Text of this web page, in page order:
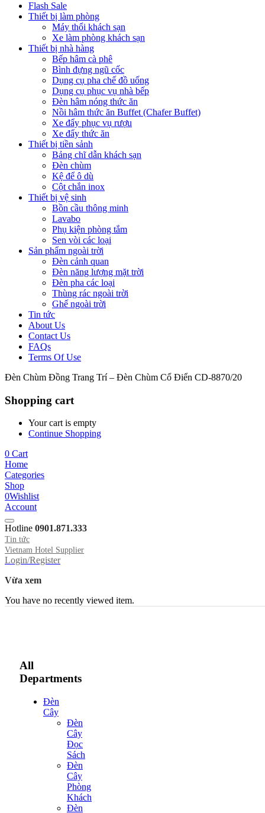
Flash Sale
Thiết bị làm phòng
Máy thổi khách sạn
Xe làm phòng khách sạn
Thiết bị nhà hàng
Bếp hâm cà phê
Bình đựng ngũ cốc
Dụng cụ pha chế đồ uống
Dụng cụ phục vụ nhà bếp
Đèn hâm nóng thức ăn
Nồi hâm thức ăn Buffet (Chafer Buffet)
Xe đẩy phục vụ rượu
Xe đẩy thức ăn
Thiết bị tiền sảnh
Bảng chĩ dẫn khách sạn
Đèn chùm
Kệ để ô dù
Cột chắn inox
Thiết bị vệ sinh
Bồn cầu thông minh
Lavabo
Phụ kiện phòng tắm
Sen vòi các loại
Sản phẩm ngoài trời
Đèn cảnh quan
Đèn năng lượng mặt trời
Đèn pha các loại
Thùng rác ngoài trời
Ghế ngoài trời
Tin tức
About Us
Contact Us
FAQs
Terms Of Use
Đèn Chùm Đồng Trang Trí – Đèn Chùm Cổ Điển CD-8870/20
Shopping cart
Your cart is empty
Continue Shopping
0 Cart
Home
Categories
Shop
0Wishlist
Account
Hotline 0901.871.333
Tin tức
Vietnam Hotel Supplier
Login/Register
Vừa xem
You have no recently viewed item.
All
Departments
Đèn
Cây
Đèn
Cây
Đọc
Sách
Đèn
Cây
Phòng
Khách
Đèn